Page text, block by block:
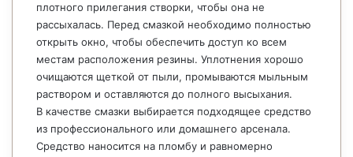
плотного прилегания створки, чтобы она не
рассыхалась. Перед смазкой необходимо полностью
открыть окно, чтобы обеспечить доступ ко всем
местам расположения резины. Уплотнения хорошо
очищаются щеткой от пыли, промываются мыльным
раствором и оставляются до полного высыхания.
В качестве смазки выбирается подходящее средство
из профессионального или домашнего арсенала.
Средство наносится на пломбу и равномерно